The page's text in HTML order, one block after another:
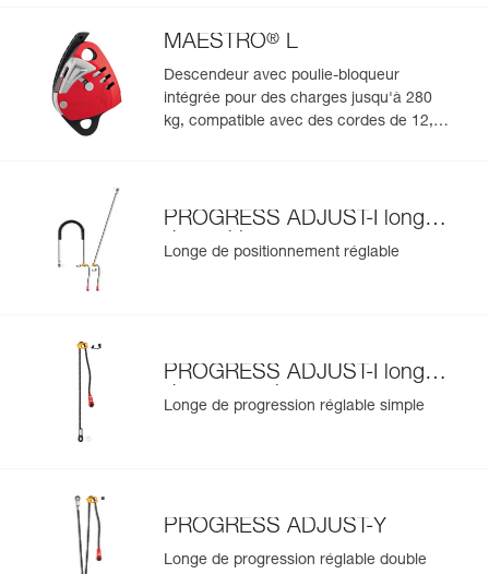
MAESTRO® L
Descendeur avec poulie-bloqueur
intégrée pour des charges jusqu'à 280
kg, compatible avec des cordes de 12,5 à
PROGRESS ADJUST-I longe
de positionnement
Longe de positionnement réglable
PROGRESS ADJUST-I longe
de progression
Longe de progression réglable simple
PROGRESS ADJUST-Y
Longe de progression réglable double